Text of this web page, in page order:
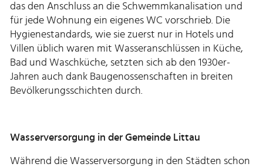
das den Anschluss an die Schwemmkanalisation und
für jede Wohnung ein eigenes WC vorschrieb. Die
Hygienestandards, wie sie zuerst nur in Hotels und
Villen üblich waren mit Wasseranschlüssen in Küche,
Bad und Waschküche, setzten sich ab den 1930er-
Jahren auch dank Baugenossenschaften in breiten
Bevölkerungsschichten durch.
Wasserversorgung in der Gemeinde Littau
Während die Wasserversorgung in den Städten schon